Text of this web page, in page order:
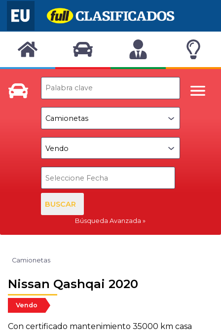
BUSCAR
Búsqueda Avanzada
Camionetas
Nissan Qashqai 2020
Vendo
Con certificado mantenimiento 35000 km casa